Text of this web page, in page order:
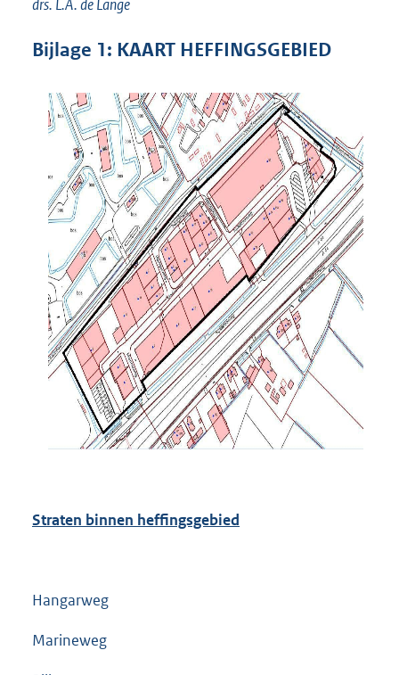
drs. L.A. de Lange
Bijlage 1: KAART HEFFINGSGEBIED
Straten binnen heffingsgebied
Hangarweg
Marineweg